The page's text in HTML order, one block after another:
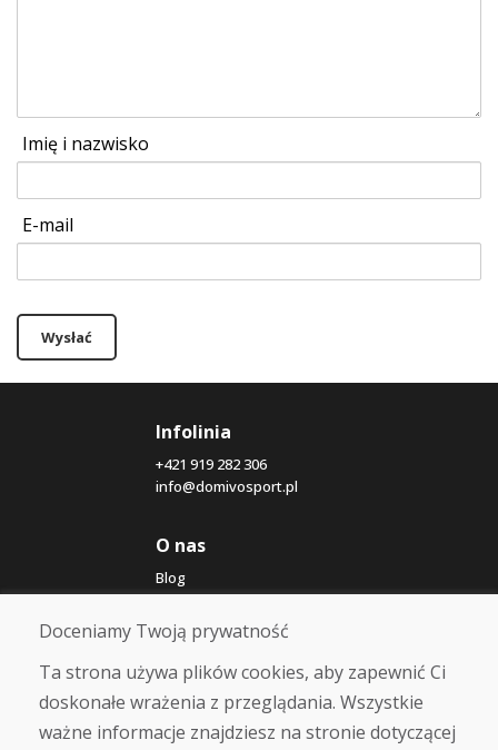
Imię i nazwisko
E-mail
Wysłać
Infolinia
+421 919 282 306
info@domivosport.pl
O nas
Blog
O nas
Sklep
Kontakt
Zakup
Sklep internetowy
Doceniamy Twoją prywatność
Ta strona używa plików cookies, aby zapewnić Ci
doskonałe wrażenia z przeglądania. Wszystkie
ważne informacje znajdziesz na stronie dotyczącej